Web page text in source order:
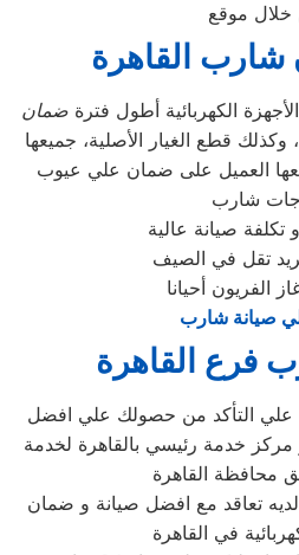
موقع
القاهرة
الكهربائية أطول فترةضمان
وكذلك قطع الغيار الأصلية، جميعها
العميل على ضمان علي عيوب
شارب
الفريون أحيانا
صيانة شارب
فرع القاهرة
علي التأكد من حصولك علي افضل
خدمة رئيسي بالقاهرة لخدمة
محافظة القاهرة
تعاقد مع افضل صيانة و ضمان
في القاهرة